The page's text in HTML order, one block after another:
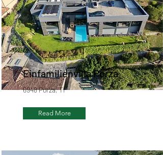
Einfamilienvilla Porza
6948 Porza, TI
Read More